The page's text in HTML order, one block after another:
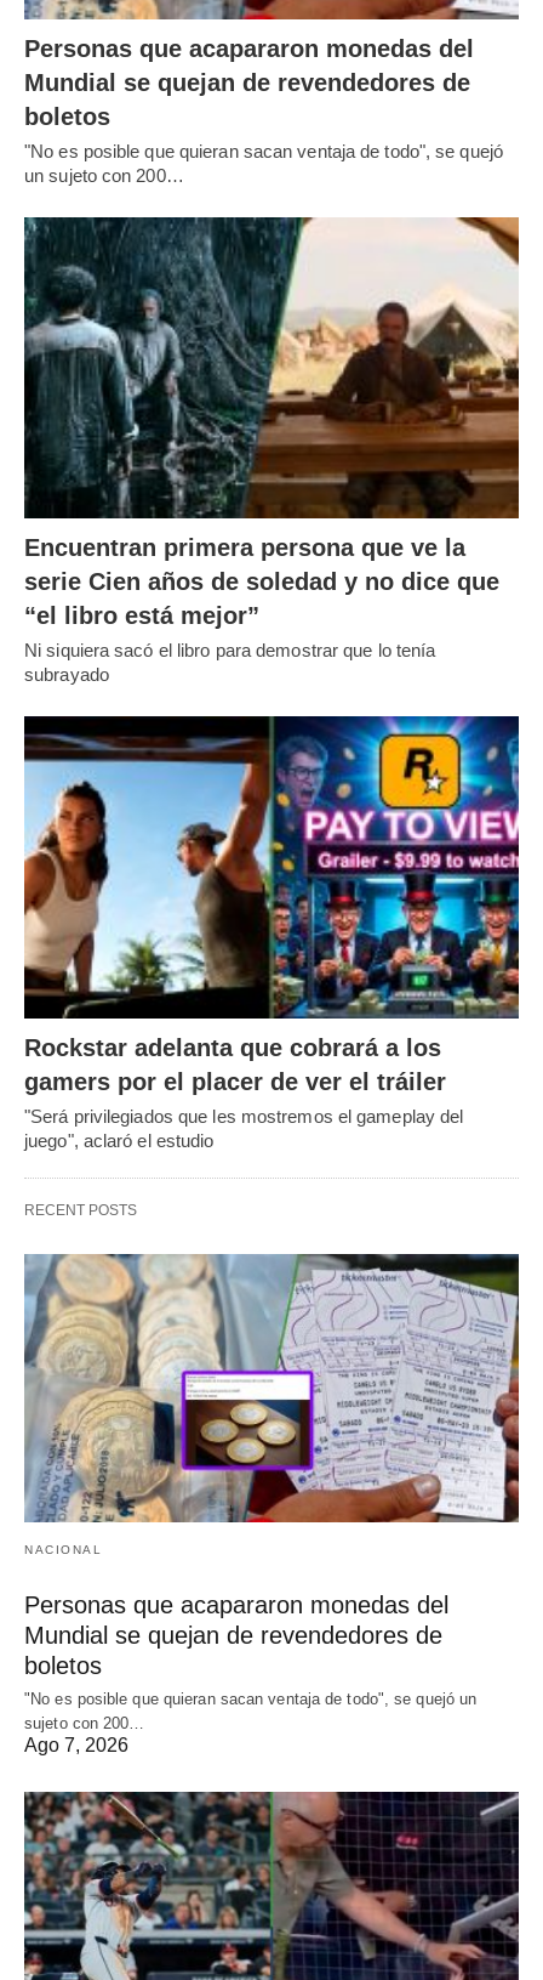
Personas que acapararon monedas del
Mundial se quejan de revendedores de
boletos
"No es posible que quieran sacan ventaja de todo", se quejó
un sujeto con 200…
Encuentran primera persona que ve la
serie Cien años de soledad y no dice que
“el libro está mejor”
Ni siquiera sacó el libro para demostrar que lo tenía
subrayado
Rockstar adelanta que cobrará a los
gamers por el placer de ver el tráiler
"Será privilegiados que les mostremos el gameplay del
juego", aclaró el estudio
RECENT POSTS
NACIONAL
Personas que acapararon monedas del
Mundial se quejan de revendedores de
boletos
"No es posible que quieran sacan ventaja de todo", se quejó un
sujeto con 200…
Ago 7, 2026